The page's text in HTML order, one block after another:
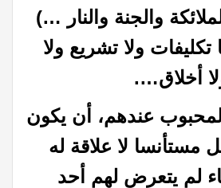
والجنة والنار …)
ولا تشريع ولا
أخلاق….
عندهم، أن يكون
لا علاقة له
لم يتعرض لهم أحد